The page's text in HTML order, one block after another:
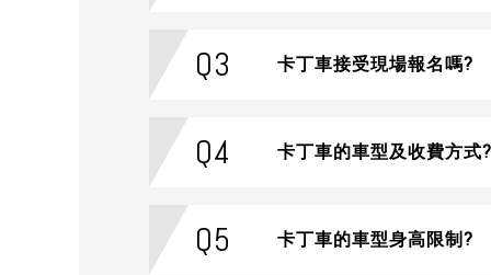
Q3 卡丁車接受現場報名嗎?
Q4 卡丁車的車型及收費方式?
Q5 卡丁車的車型身高限制?